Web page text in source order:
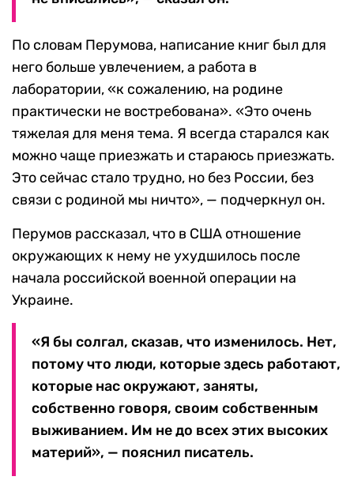
По словам Перумова, написание книг был для
него больше увлечением, а работа в
лаборатории, «к сожалению, на родине
практически не востребована». «Это очень
тяжелая для меня тема. Я всегда старался как
можно чаще приезжать и стараюсь приезжать.
Это сейчас стало трудно, но без России, без
связи с родиной мы ничто», — подчеркнул он.
Перумов рассказал, что в США отношение
окружающих к нему не ухудшилось после
начала российской военной операции на
Украине.
«Я бы солгал, сказав, что изменилось. Нет,
потому что люди, которые здесь работают,
которые нас окружают, заняты,
собственно говоря, своим собственным
выживанием. Им не до всех этих высоких
материй», — пояснил писатель.